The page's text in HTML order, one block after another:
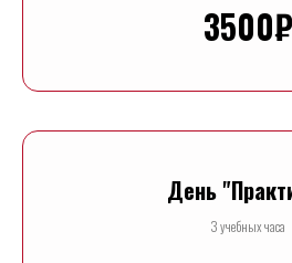
3500₽
День
3 учебных часа